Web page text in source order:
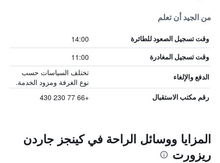
من الجيد أن تعلم
وقت تسجيل الصعود للطائرة 14:00
وقت تسجيل المغادرة 11:00
الدفع والإلغاء
تختلف السياسات حسب
نوع الغرفة ومزود الخدمة.
رقم مكتب الاستقبال +66 77 230 430
المزايا ووسائل الراحة في كينجز جاردن
ريزورت